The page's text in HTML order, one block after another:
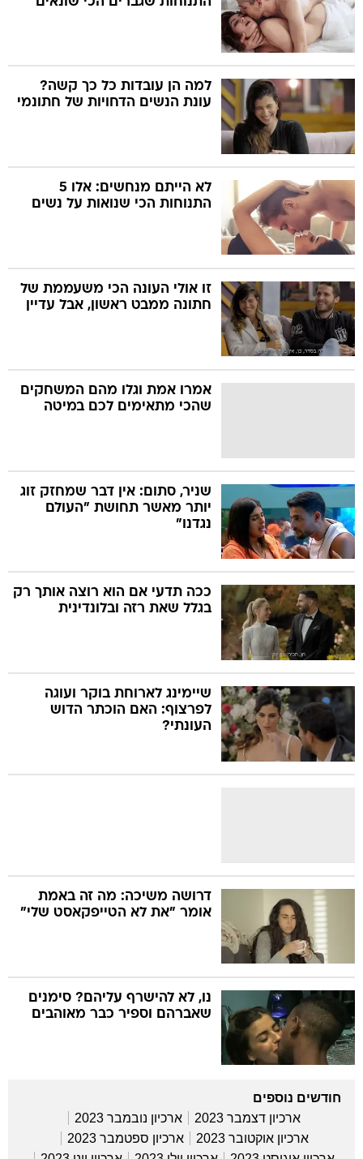
למה הן עובדות כל כך קשה?
עונת הנשים הדחויות של חתונמי
לא הייתם מנחשים: אלו 5
התנוחות הכי שנואות על נשים
זו אולי העונה הכי משעממת של
חתונה ממבט ראשון, אבל עדיין
אמרו אמת וגלו מהם המשחקים
שהכי מתאימים לכם במיטה
שניר, סתום: אין דבר שמחזק זוג
יותר מאשר תחושת "העולם
נגדנו"
ככה תדעי אם הוא רוצה אותך רק
בגלל שאת רזה ובלונדינית
שיימינג לארוחת בוקר ועוגה
לפרצוף: האם הוכתר הדוש
העונתי?
דרושה משיכה: מה זה באמת
אומר "את לא הטייפקאסט שלי"
נו, לא להישרף עליהם? סימנים
שאברהם וספיר כבר מאוהבים
חודשים נוספים
ארכיון דצמבר 2023
ארכיון נובמבר 2023
ארכיון אוקטובר 2023
ארכיון ספטמבר 2023